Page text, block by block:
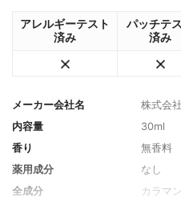
アレルギーテスト
済み
パッチテ
済み
メーカー会社名
株式会
内容量
30ml
香り
無香料
薬用成分
なし
全成分
カラマ